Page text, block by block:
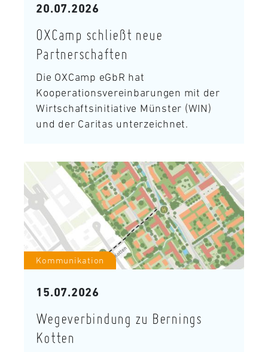
20.07.2026
OXCamp schließt neue
Partnerschaften
Die OXCamp eGbR hat
Kooperationsvereinbarungen mit der
Wirtschaftsinitiative Münster (WIN)
und der Caritas unterzeichnet.
Kommunikation
15.07.2026
Wegeverbindung zu Bernings
Kotten